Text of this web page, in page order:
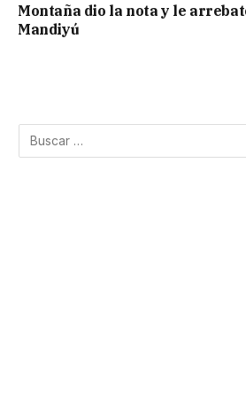
Montaña dio la nota y le
Mandiyú